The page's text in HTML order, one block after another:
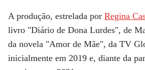
A produção, estrelada por Regina
livro "Diário de Dona Lurdes", de
da novela "Amor de Mãe", da TV
inicialmente em 2019 e, diante da